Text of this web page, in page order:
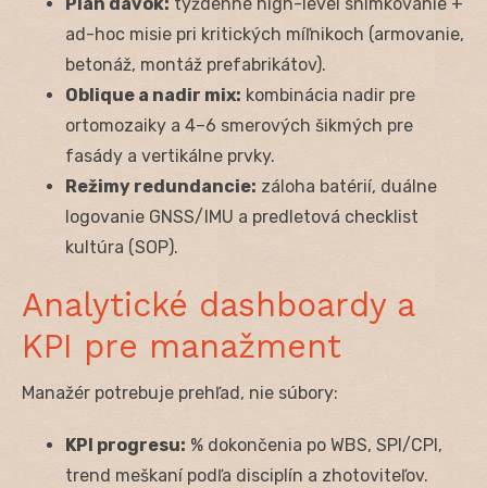
ad-hoc misie pri kritických míľnikoch (armovanie,
betonáž, montáž prefabrikátov).
Oblique a nadir mix: kombinácia nadir pre
ortomozaiky a 4–6 smerových šikmých pre
fasády a vertikálne prvky.
Režimy redundancie: záloha batérií, duálne
logovanie GNSS/IMU a predletová checklist
kultúra (SOP).
Analytické dashboardy a
KPI pre manažment
Manažér potrebuje prehľad, nie súbory:
KPI progresu: % dokončenia po WBS, SPI/CPI,
trend meškaní podľa disciplín a zhotoviteľov.